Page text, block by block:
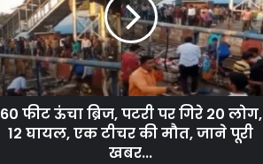
60 फीट ऊंचा ब्रिज, पटरी पर गिरे 20 लोग,
12 घायल, एक टीचर की मौत, जाने पूरी
खबर...